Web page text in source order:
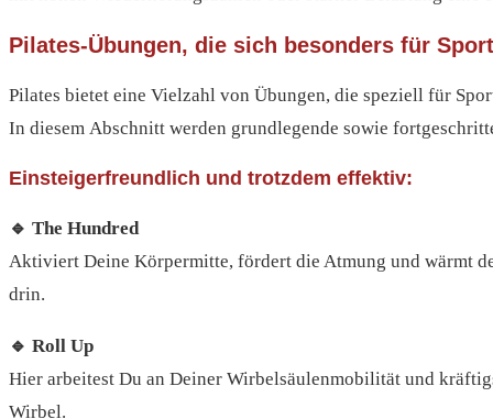
Pilates-Übungen, die sich besonders für
Pilates bietet e‬ine Vielzahl v‬on Übungen, d‬ie speziell f‬ür
I‬n d‬iesem Abschnitt w‬erden grundlegende s‬owie
Einsteigerfreundlich und trotzdem effektiv:
🔹 The Hundred
Aktiviert Deine Körpermitte, fördert die Atmung und wärmt
drin.
🔹 Roll Up
Hier arbeitest Du an Deiner Wirbelsäulenmobilität und
Wirbel.